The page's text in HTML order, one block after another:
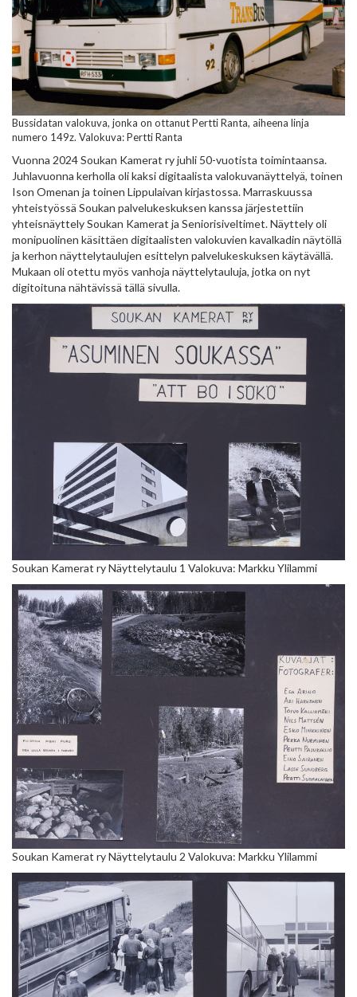
Bussidatan valokuva, jonka on ottanut Pertti Ranta, aiheena linja
numero 149z. Valokuva: Pertti Ranta
Vuonna 2024 Soukan Kamerat ry juhli 50-vuotista toimintaansa.
Juhlavuonna kerholla oli kaksi digitaalista valokuvanäyttelyä, toinen
Ison Omenan ja toinen Lippulaivan kirjastossa. Marraskuussa
yhteistyössä Soukan palvelukeskuksen kanssa järjestettiin
yhteisnäyttely Soukan Kamerat ja Seniorisiveltimet. Näyttely oli
monipuolinen käsittäen digitaalisten valokuvien kavalkadin näytöllä
ja kerhon näyttelytaulujen esittelyn palvelukeskuksen käytävällä.
Mukaan oli otettu myös vanhoja näyttelytauluja, jotka on nyt
digitoituna nähtävissä tällä sivulla.
Soukan Kamerat ry Näyttelytaulu 1 Valokuva: Markku Ylilammi
Soukan Kamerat ry Näyttelytaulu 2 Valokuva: Markku Ylilammi